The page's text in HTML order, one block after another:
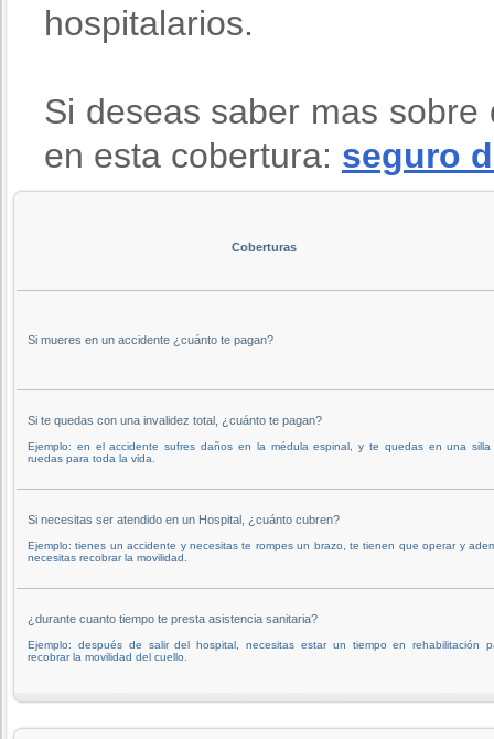
hospitalarios.
Si deseas saber mas
en esta cobertura: seguro
Coberturas
Si mueres en un accidente ¿cuánto te pagan?
Si te quedas con una invalidez total, ¿cuánto te pagan?
Ejemplo: en el accidente sufres daños en la médula espinal, y te quedas en una silla
ruedas para toda la vida.
Si necesitas ser atendido en un Hospital, ¿cuánto cubren?
Ejemplo: tienes un accidente y necesitas te rompes un brazo, te tienen que operar y
necesitas recobrar la movilidad.
¿durante cuanto tiempo te presta asistencia sanitaria?
Ejemplo: después de salir del hospital, necesitas estar un tiempo en rehabilitación
recobrar la movilidad del cuello.